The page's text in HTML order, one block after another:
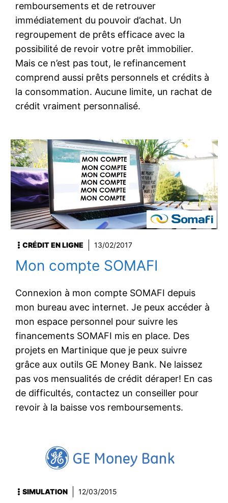
remboursements et de retrouver
immédiatement du pouvoir d’achat. Un
regroupement de prêts efficace avec la
possibilité de revoir votre prêt immobilier.
Mais ce n’est pas tout, le refinancement
comprend aussi prêts personnels et crédits à
la consommation. Aucune limite, un rachat de
crédit vraiment personnalisé.
CRÉDIT EN LIGNE 13/02/2017
Mon compte SOMAFI
Connexion à mon compte SOMAFI depuis
mon bureau avec internet. Je peux accéder à
mon espace personnel pour suivre les
financements SOMAFI mis en place. Des
projets en Martinique que je peux suivre
grâce aux outils GE Money Bank. Ne laissez
pas vos mensualités de crédit déraper! En cas
de difficultés, contactez un conseiller pour
revoir à la baisse vos remboursements.
SIMULATION 12/03/2015